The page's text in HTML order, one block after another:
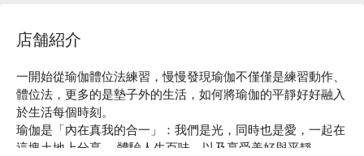
店舗紹介
一開始從瑜伽體位法練習，慢慢發現瑜伽不僅僅是練習動作、
體位法，更多的是墊子外的生活，如何將瑜伽的平靜好好融入
於生活每個時刻。
瑜伽是「內在真我的合一」：我們是光，同時也是愛，一起在
這塊土地上分享 、體驗人生百味，以及享受美好與平靜。